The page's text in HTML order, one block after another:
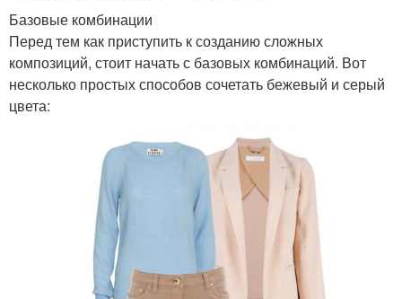
Базовые комбинации
Перед тем как приступить к созданию сложных
композиций, стоит начать с базовых комбинаций. Вот
несколько простых способов сочетать бежевый и серый
цвета: